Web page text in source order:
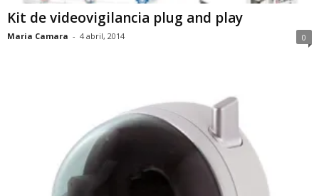
Kit de videovigilancia plug and play
Maria Camara - 4 abril, 2014 0